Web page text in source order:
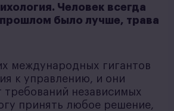
Человек всегда
было лучше, трава
международных гигантов
к управлению, и они
требований независимых
принять любое решение,